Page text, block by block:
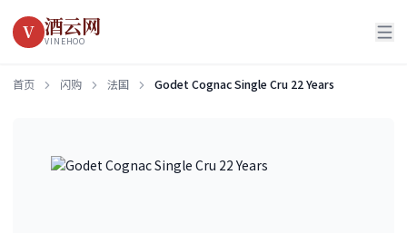
V 酒云网
VINEHOO
首页 闪购 法国 Godet Cognac Single Cru 22 Years